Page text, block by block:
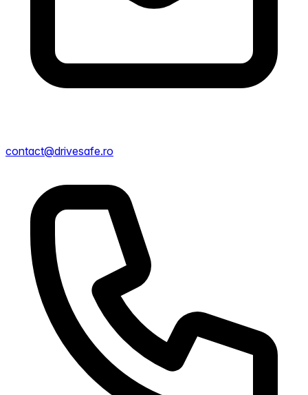
contact@drivesafe.ro